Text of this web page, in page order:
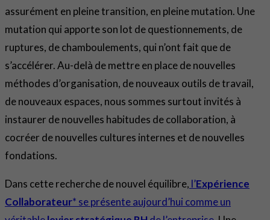
assurément en pleine transition, en pleine mutation. Une
mutation qui apporte son lot de questionnements, de
ruptures, de chamboulements, qui n’ont fait que de
s’accélérer. Au-delà de mettre en place de nouvelles
méthodes d’organisation, de nouveaux outils de travail,
de nouveaux espaces, nous sommes surtout invités à
instaurer de nouvelles habitudes de collaboration, à
cocréer de nouvelles cultures internes et de nouvelles
fondations.
Dans cette recherche de nouvel équilibre, l’Expérience
Collaborateur* se présente aujourd’hui comme un